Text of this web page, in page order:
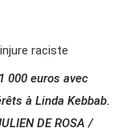
000 euros avec
à Linda Kebbab.
DE ROSA /